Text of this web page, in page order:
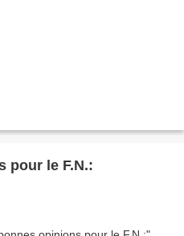
pour le F.N.: